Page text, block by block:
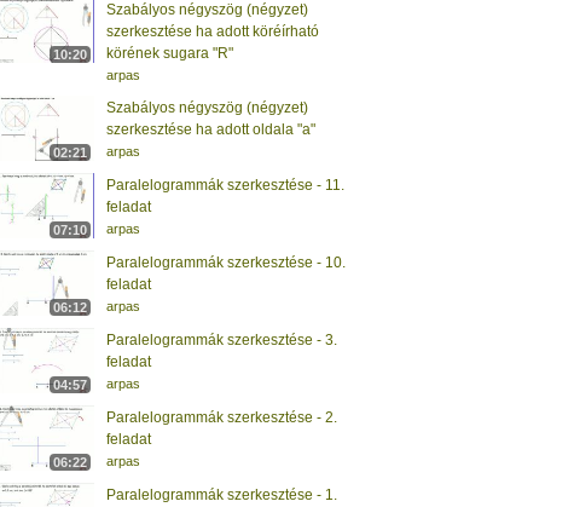
10:20
Szabályos négyszög (négyzet)
szerkesztése ha adott köréírható
körének sugara "R"
arpas
02:21
Szabályos négyszög (négyzet)
szerkesztése ha adott oldala "a"
arpas
07:10
Paralelogrammák szerkesztése - 11.
feladat
arpas
06:12
Paralelogrammák szerkesztése - 10.
feladat
arpas
04:57
Paralelogrammák szerkesztése - 3.
feladat
arpas
06:22
Paralelogrammák szerkesztése - 2.
feladat
arpas
Paralelogrammák szerkesztése - 1.